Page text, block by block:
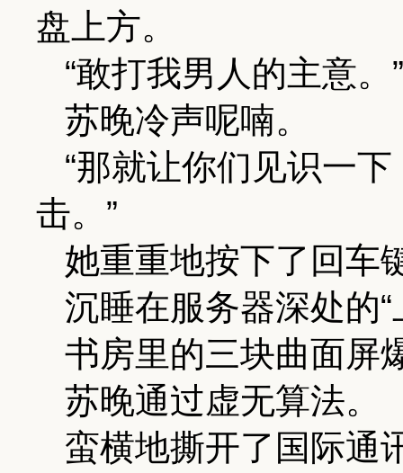
盘上方。
“敢打我男人的主意。”
苏晚冷声呢喃。
“那就让你们见识一
击。”
她重重地按下了回车
沉睡在服务器深处的
书房里的三块曲面屏
苏晚通过虚无算法。
蛮横地撕开了国际通